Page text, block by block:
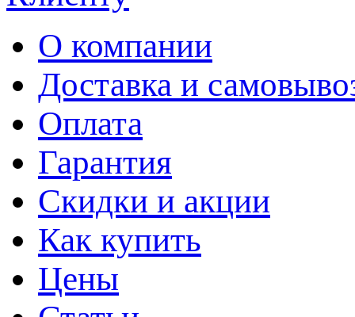
О компании
Доставка и
Оплата
Гарантия
Скидки и акции
Как купить
Цены